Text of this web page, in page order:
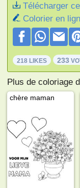
Télécharger
Colorier en
218 LIKES 233
Plus de coloriage
chère maman